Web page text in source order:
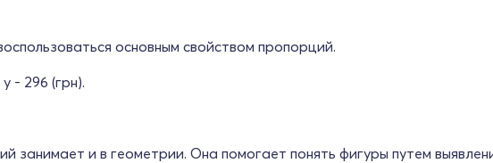
основным свойством пропорций.
- 296 (грн).
занимает и в геометрии. Она помогает понять фигуры путем